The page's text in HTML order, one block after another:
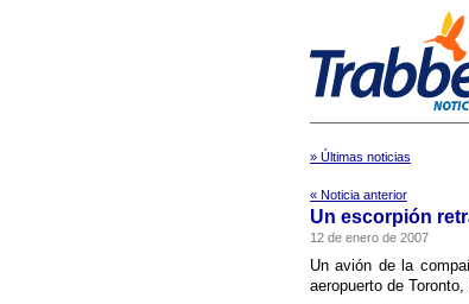
» Últimas noticias
« Noticia anterior
Un escorpión
12 de enero de 2007
Un avión de la
aeropuerto de